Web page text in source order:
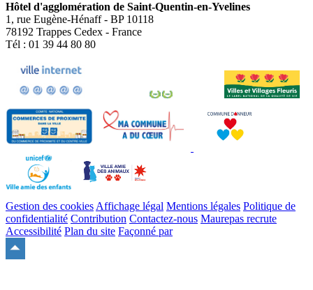
Hôtel d'agglomération de Saint-Quentin-en-Yvelines
1, rue Eugène-Hénaff - BP 10118
78192 Trappes Cedex - France
Tél : 01 39 44 80 80
Gestion des cookiesAffichage légal Mentions légales Politique de
confidentialité Contribution Contactez-nous Maurepas recrute
Accessibilité Plan du site Façonné par